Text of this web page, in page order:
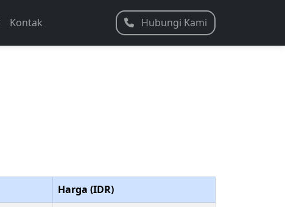
Kontak Hubungi Kami
Harga (IDR)